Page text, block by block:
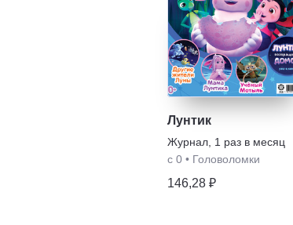
Лунтик
Журнал, 1 раз в месяц
с 0• Головоломки
146,28 ₽